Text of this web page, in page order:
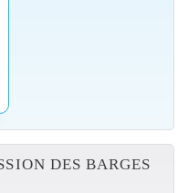
DES BARGES